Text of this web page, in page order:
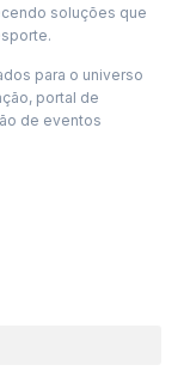
soluções que
para o universo
portal de
de eventos